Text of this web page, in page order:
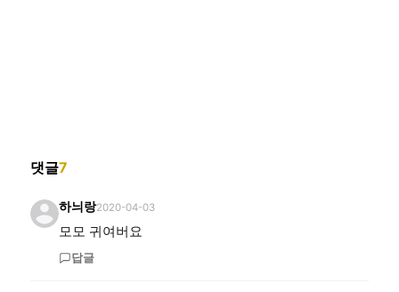
댓글7
하늬랑2020-04-03
모모 귀여버요
답글